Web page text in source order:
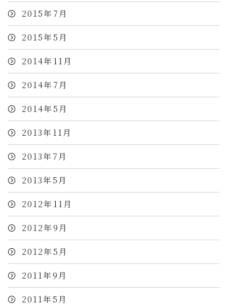
2015年7月
2015年5月
2014年11月
2014年7月
2014年5月
2013年11月
2013年7月
2013年5月
2012年11月
2012年9月
2012年5月
2011年9月
2011年5月